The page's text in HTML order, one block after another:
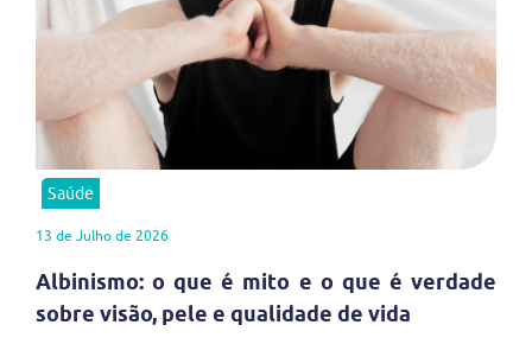
Saúde
13 de Julho de 2026
Albinismo: o que é mito e o que é verdade
sobre visão, pele e qualidade de vida